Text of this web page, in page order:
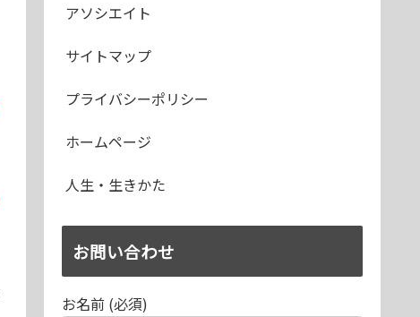
アソシエイト
サイトマップ
プライバシーポリシー
ホームページ
人生・生きかた
お問い合わせ
お名前 (必須)